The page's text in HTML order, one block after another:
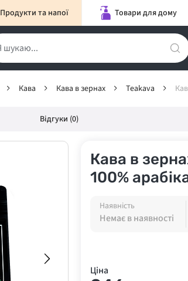
Продукти та напої Товари для дому
Кава Кава в зернах Teakava
Відгуки (0)
Кава в
100%
Наявність
Немає в наявності
Ціна